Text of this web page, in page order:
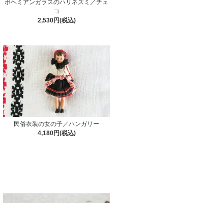
ボヘミアンガラスのハリネズミ／チェ
コ
2,530円(税込)
民俗衣装の女の子／ハンガリー
4,180円(税込)